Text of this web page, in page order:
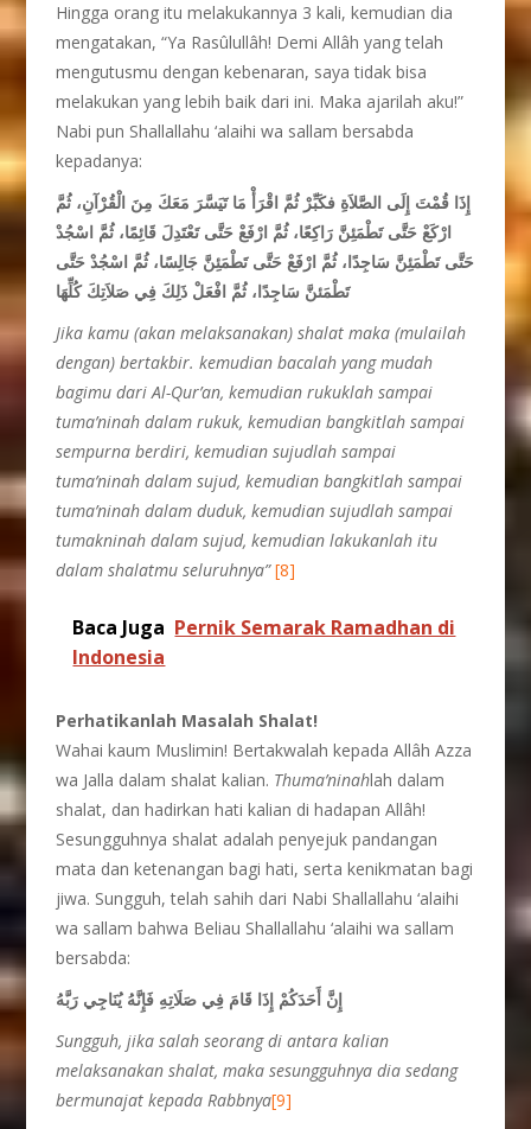
Hingga orang itu melakukannya 3 kali, kemudian dia
mengatakan, “Ya Rasûlullâh! Demi Allâh yang telah
mengutusmu dengan kebenaran, saya tidak bisa
melakukan yang lebih baik dari ini. Maka ajarilah aku!”
Nabi pun Shallallahu ‘alaihi wa sallam bersabda
kepadanya:
إِذَا قُمْتَ إِلَى الصَّلاَةِ فكَبِّرْ ثُمَّ اقْرَأْ مَا تَيَسَّرَ مَعَكَ مِنَ الْقُرْآنِ، ثُمَّ
ارْكَعْ حَتَّى تَطْمَئِنَّ رَاكِعًا، ثُمَّ ارْفَعْ حَتَّى تَعْتَدِلَ قَائِمًا، ثُمَّ اسْجُدْ
حَتَّى تَطْمَئِنَّ سَاجِدًا، ثُمَّ ارْفَعْ حَتَّى تَطْمَئِنَّ جَالِسًا، ثُمَّ اسْجُدْ حَتَّى
تَطْمَئنَّ سَاجِدًا، ثُمَّ افْعَلْ ذَلِكَ فِي صَلاَتِكَ كُلِّهَا
Jika kamu (akan melaksanakan) shalat maka (mulailah
dengan) bertakbir. kemudian bacalah yang mudah
bagimu dari Al-Qur’an, kemudian rukuklah sampai
tuma’ninah dalam rukuk, kemudian bangkitlah sampai
sempurna berdiri, kemudian sujudlah sampai
tuma’ninah dalam sujud, kemudian bangkitlah sampai
tuma’ninah dalam duduk, kemudian sujudlah sampai
tumakninah dalam sujud, kemudian lakukanlah itu
dalam shalatmu seluruhnya”[8]
Baca Juga Pernik Semarak Ramadhan di
Indonesia
Perhatikanlah Masalah Shalat!
Wahai kaum Muslimin! Bertakwalah kepada Allâh Azza
wa Jalla dalam shalat kalian. Thuma’ninahlah dalam
shalat, dan hadirkan hati kalian di hadapan Allâh!
Sesungguhnya shalat adalah penyejuk pandangan
mata dan ketenangan bagi hati, serta kenikmatan bagi
jiwa. Sungguh, telah sahih dari Nabi Shallallahu ‘alaihi
wa sallam bahwa Beliau Shallallahu ‘alaihi wa sallam
bersabda:
إِنَّ أَحَدَكُمْ إِذَا قَامَ فِي صَلَاتِهِ فَإِنَّهُ يُنَاجِي رَبَّهُ
Sungguh, jika salah seorang di antara kalian
melaksanakan shalat, maka sesungguhnya dia sedang
bermunajat kepada Rabbnya[9]